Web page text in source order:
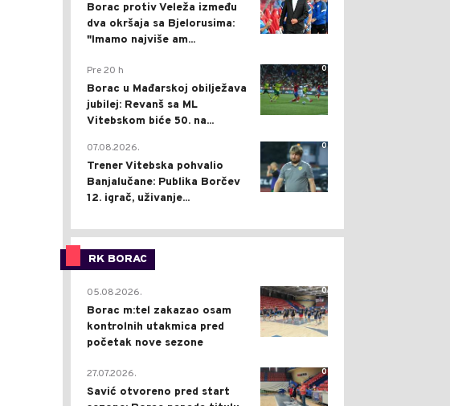
Borac protiv Veleža između
dva okršaja sa Bjelorusima:
"Imamo najviše am...
0
Pre 20 h
Borac u Mađarskoj obilježava
jubilej: Revanš sa ML
Vitebskom biće 50. na...
0
07.08.2026.
Trener Vitebska pohvalio
Banjalučane: Publika Borčev
12. igrač, uživanje...
RK BORAC
0
05.08.2026.
Borac m:tel zakazao osam
kontrolnih utakmica pred
početak nove sezone
0
27.07.2026.
Savić otvoreno pred start